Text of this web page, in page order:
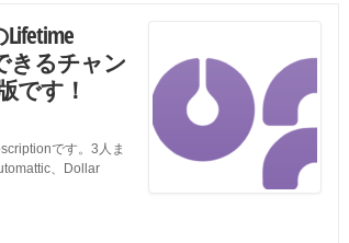
きるチャン
です！
です。3人ま
、Dollar